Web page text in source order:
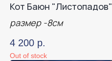
Кот Баюн "Листопадов"
размер -8см
4 200 р.
Out of stock